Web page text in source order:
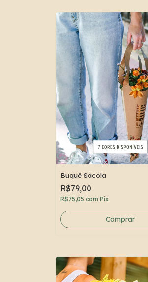
Buquê Sacola
R$79,00
R$75,05 com Pix
Comprar